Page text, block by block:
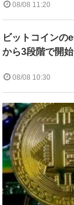
08/08 11:20
ビットコインの
から3段階で開始
08/08 10:30